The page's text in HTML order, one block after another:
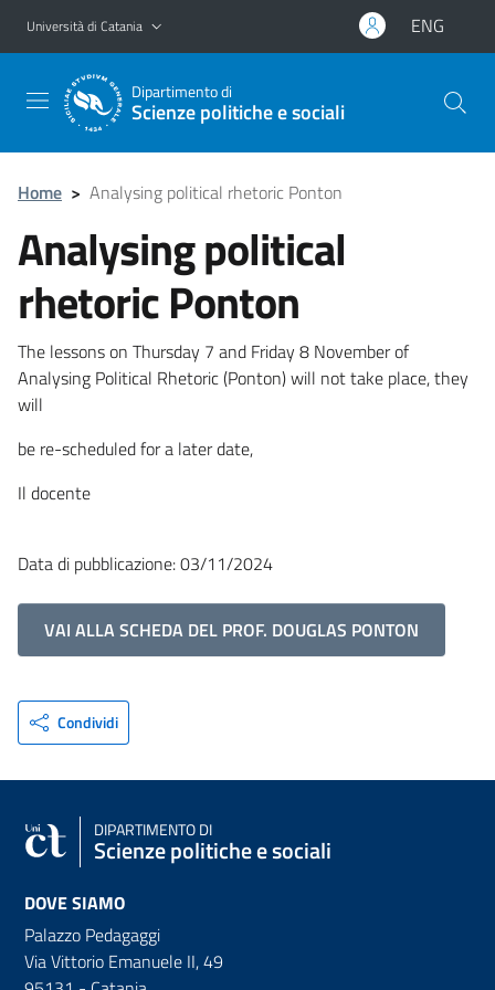
Vai al contenuto principale
Vai al menu di navigazione
Università di Catania ENG
Dipartimento di
Scienze politiche e sociali
Home > Analysing political rhetoric Ponton
Analysing political
rhetoric Ponton
The lessons on Thursday 7 and Friday 8 November of
Analysing Political Rhetoric (Ponton) will not take place, they
will
be re-scheduled for a later date,
Il docente
Data di pubblicazione: 03/11/2024
VAI ALLA SCHEDA DEL PROF. DOUGLAS PONTON
Condividi
DIPARTIMENTO DI
Scienze politiche e sociali
DOVE SIAMO
Palazzo Pedagaggi
Via Vittorio Emanuele II, 49